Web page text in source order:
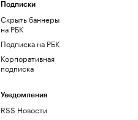
Подписки
Скрыть баннеры
на РБК
Подписка на РБК
Корпоративная
подписка
Уведомления
RSS Новости